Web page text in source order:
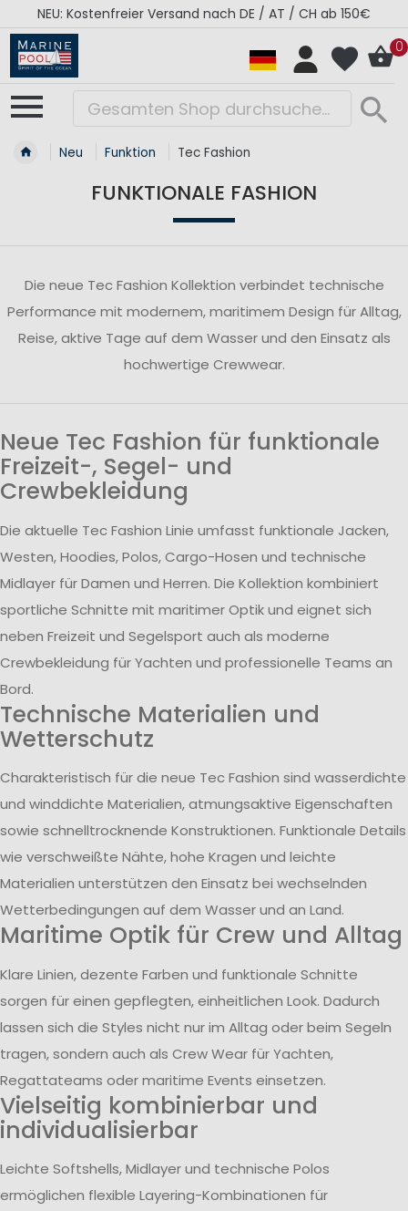
NEU: Kostenfreier Versand nach DE / AT / CH ab 150€
0
Neu Funktion Tec Fashion
FUNKTIONALE FASHION
Die neue Tec Fashion Kollektion verbindet technische
Performance mit modernem, maritimem Design für Alltag,
Reise, aktive Tage auf dem Wasser und den Einsatz als
hochwertige Crewwear.
Neue Tec Fashion für funktionale
Freizeit-, Segel- und
Crewbekleidung
Die aktuelle Tec Fashion Linie umfasst funktionale Jacken,
Westen, Hoodies, Polos, Cargo-Hosen und technische
Midlayer für Damen und Herren. Die Kollektion kombiniert
sportliche Schnitte mit maritimer Optik und eignet sich
neben Freizeit und Segelsport auch als moderne
Crewbekleidung für Yachten und professionelle Teams an
Bord.
Technische Materialien und
Wetterschutz
Charakteristisch für die neue Tec Fashion sind wasserdichte
und winddichte Materialien, atmungsaktive Eigenschaften
sowie schnelltrocknende Konstruktionen. Funktionale Details
wie verschweißte Nähte, hohe Kragen und leichte
Materialien unterstützen den Einsatz bei wechselnden
Wetterbedingungen auf dem Wasser und an Land.
Maritime Optik für Crew und Alltag
Klare Linien, dezente Farben und funktionale Schnitte
sorgen für einen gepflegten, einheitlichen Look. Dadurch
lassen sich die Styles nicht nur im Alltag oder beim Segeln
tragen, sondern auch als Crew Wear für Yachten,
Regattateams oder maritime Events einsetzen.
Vielseitig kombinierbar und
individualisierbar
Leichte Softshells, Midlayer und technische Polos
ermöglichen flexible Layering-Kombinationen für